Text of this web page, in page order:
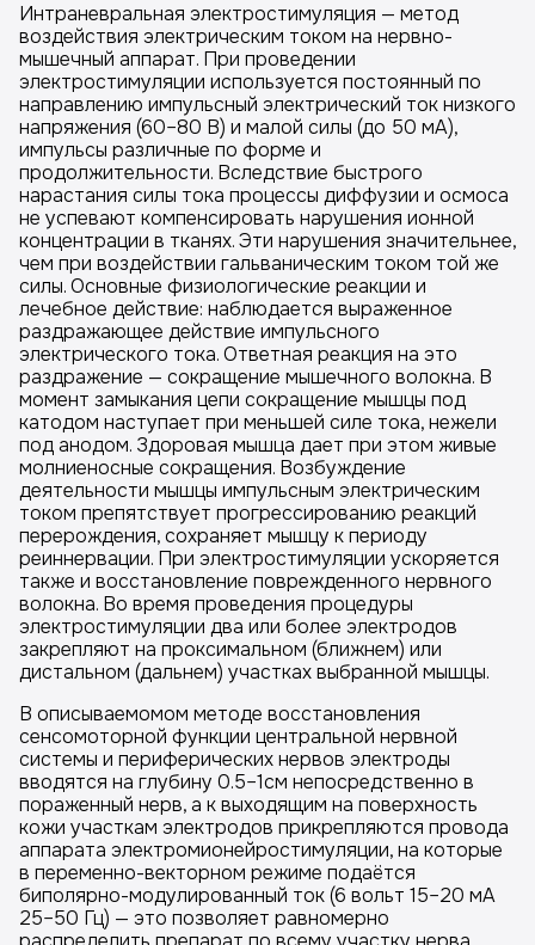
Интраневральная электростимуляция — метод
воздействия электрическим током на нервно-
мышечный аппарат. При проведении
электростимуляции используется постоянный по
направлению импульсный электрический ток низкого
напряжения (60–80 В) и малой силы (до 50 мА),
импульсы различные по форме и
продолжительности. Вследствие быстрого
нарастания силы тока процессы диффузии и осмоса
не успевают компенсировать нарушения ионной
концентрации в тканях. Эти нарушения значительнее,
чем при воздействии гальваническим током той же
силы. Основные физиологические реакции и
лечебное действие: наблюдается выраженное
раздражающее действие импульсного
электрического тока. Ответная реакция на это
раздражение — сокращение мышечного волокна. В
момент замыкания цепи сокращение мышцы под
катодом наступает при меньшей силе тока, нежели
под анодом. Здоровая мышца дает при этом живые
молниеносные сокращения. Возбуждение
деятельности мышцы импульсным электрическим
током препятствует прогрессированию реакций
перерождения, сохраняет мышцу к периоду
реиннервации. При электростимуляции ускоряется
также и восстановление поврежденного нервного
волокна. Во время проведения процедуры
электростимуляции два или более электродов
закрепляют на проксимальном (ближнем) или
дистальном (дальнем) участках выбранной мышцы.
В описываемомом методе восстановления
сенсомоторной функции центральной нервной
системы и периферических нервов электроды
вводятся на глубину 0.5–1см непосредственно в
пораженный нерв, а к выходящим на поверхность
кожи участкам электродов прикрепляются провода
аппарата электромионейростимуляции, на которые
в переменно-векторном режиме подаётся
биполярно-модулированный ток (6 вольт 15–20 мА
25–50 Гц) — это позволяет равномерно